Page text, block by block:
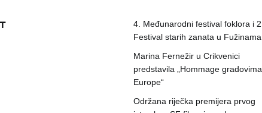
4. Međunarodni festival foklora i 2.
Festival starih zanata u Fužinama
Marina Fernežir u Crikvenici
predstavila „Hommage gradovima
Europe“
Održana riječka premijera prvog